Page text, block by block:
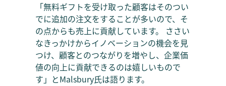
「無料ギフトを受け取った顧客はそのつい
でに追加の注文をすることが多いので、そ
の点からも売上に貢献しています。 ささい
なきっかけからイノベーションの機会を見
つけ、顧客とのつながりを増やし、企業価
値の向上に貢献できるのは嬉しいもので
す」とMalsbury氏は語ります。